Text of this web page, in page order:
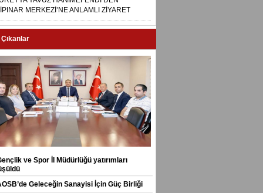
MERKEZİ’NE ANLAMLI ZİYARET
ve Spor İl Müdürlüğü yatırımları
Geleceğin Sanayisi İçin Güç Birliği